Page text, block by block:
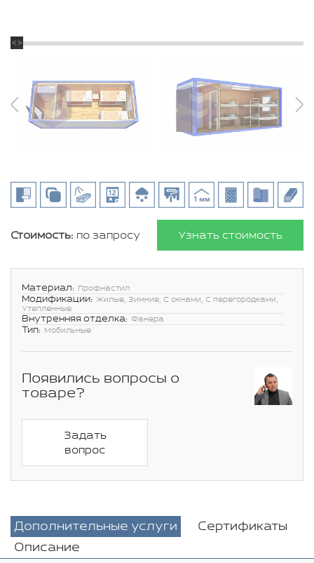
Стоимость: по запросу Узнать стоимость
Материал: Профнастил
Модификации: Жилые, Зимние, С окнами, С перегородками,
Утепленные
Внутренняя отделка: Фанера
Тип: Мобильные
Появились вопросы о
товаре?
Задать
вопрос
Дополнительные услуги
Сертификаты
Описание